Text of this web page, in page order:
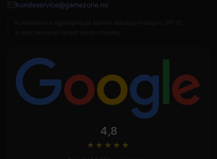
kundeservice@gamezone.no
4,8
★★★★ ★